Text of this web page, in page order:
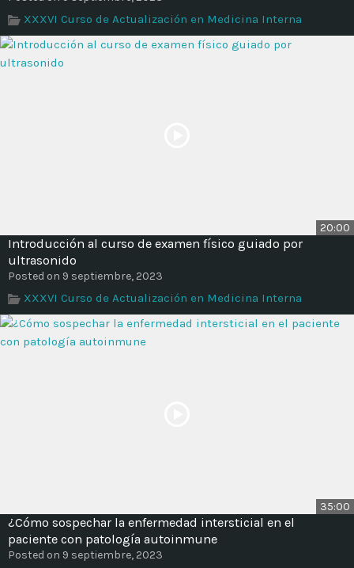
XXXVI Curso de Actualización en Medicina Interna
20:00
Introducción al curso de examen físico guiado por
ultrasonido
Posted on 9 septiembre, 2023
XXXVI Curso de Actualización en Medicina Interna
35:00
¿Cómo sospechar la enfermedad intersticial en el
paciente con patología autoinmune
Posted on 9 septiembre, 2023